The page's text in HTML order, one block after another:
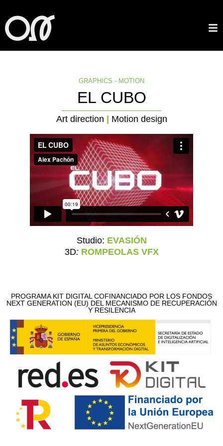
GRAPHICS - MOTION
EL CUBO
Art direction Motion design
Studio: EVASIÓN
3D: ROMPEOLAS VFX
PROGRAMA KIT DIGITAL COFINANCIADO POR LOS FONDOS
NEXT GENERATION (EU) DEL MECANISMO DE RECUPERACIÓN
Y RESILENCIA